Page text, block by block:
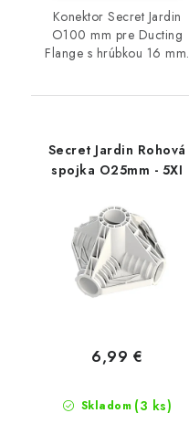
Konektor Secret Jardin
O100 mm pre Ducting
Flange s hrúbkou 16 mm.
Secret Jardin Rohová
spojka O25mm - 5XI
Skladom (3 ks)
6,99 €